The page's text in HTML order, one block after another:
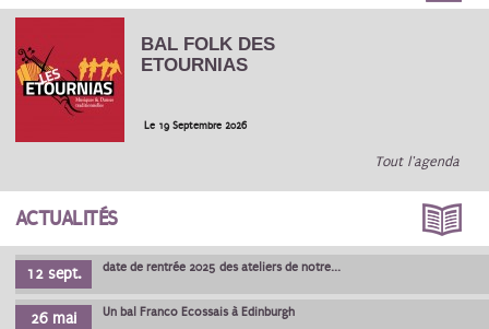
BAL FOLK DES
ETOURNIAS
Le 19 Septembre 2026
Tout l'agenda
ACTUALITÉS
12 sept. date de rentrée 2025 des ateliers de notre...
26 mai Un bal Franco Ecossais à Edinburgh